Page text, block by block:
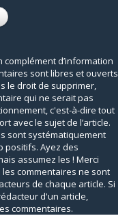
d’information
sont libres et ouverts
le droit de supprimer,
qui ne serait pas
c'est-à-dire tout
avec le sujet de l’article.
sont systématiquement
positifs. Ayez des
assumez les ! Merci
les commentaires ne sont
de chaque article. Si
d'un article,
commentaires.